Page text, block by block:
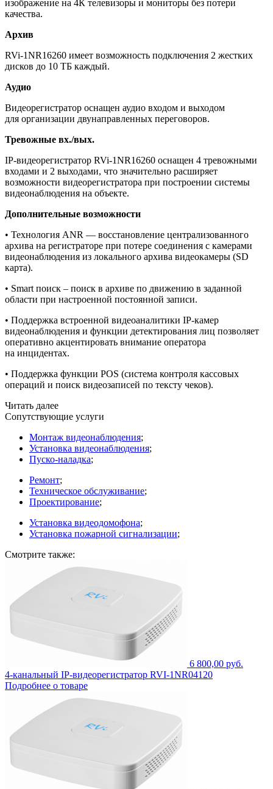
изображение на 4К телевизоры и мониторы без потери
качества.
Архив
RVi-1NR16260 имеет возможность подключения 2 жестких
дисков до 10 ТБ каждый.
Аудио
Видеорегистратор оснащен аудио входом и выходом
для организации двунаправленных переговоров.
Тревожные вх./вых.
IP-видеорегистратор RVi-1NR16260 оснащен 4 тревожными
входами и 2 выходами, что значительно расширяет
возможности видеорегистратора при построении системы
видеонаблюдения на объекте.
Дополнительные возможности
• Технология ANR — восстановление централизованного
архива на регистраторе при потере соединения с камерами
видеонаблюдения из локального архива видеокамеры (SD
карта).
• Smart поиск – поиск в архиве по движению в заданной
области при настроенной постоянной записи.
• Поддержка встроенной видеоаналитики IP-камер
видеонаблюдения и функции детектирования лиц позволяет
оперативно акцентировать внимание оператора
на инцидентах.
• Поддержка функции POS (система контроля кассовых
операций и поиск видеозаписей по тексту чеков).
Читать далее
Сопутствующие услуги
Монтаж видеонаблюдения;
Установка видеонаблюдения;
Пуско-наладка;
Ремонт;
Техническое обслуживание;
Проектирование;
Установка видеодомофона;
Установка пожарной сигнализации;
Смотрите также:
6 800,00 руб.
4-канальный IP-видеорегистратор RVI-1NR04120
Подробнее о товаре